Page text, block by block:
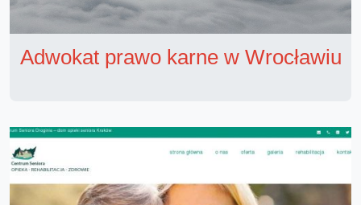
Adwokat prawo karne w Wrocławiu